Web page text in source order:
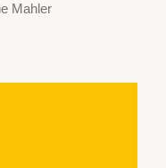
Mahler